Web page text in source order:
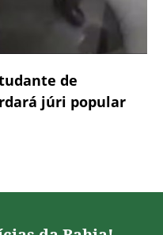
de
júri popular